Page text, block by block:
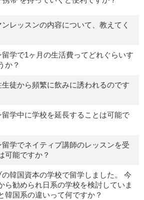
レッスンの内容について、教えてく
留学で1ヶ月の生活費ってどれぐらいす
か？
徒から頻繁に飲みに誘われるのです
留学中に学校を延長することは可能で
留学でネイティブ講師のレッスンを受
可能ですか？
の韓国資本の学校で留学しました。 今
ら勧められ日系の学校を検討していま
韓国系の違いって何ですか？